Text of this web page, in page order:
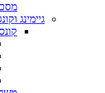
גיימינג